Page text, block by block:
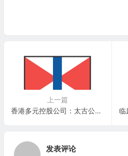
上一篇
香港多元控股公司：太古公司 Swire Pacific Limited(SWRAY)
发表评论